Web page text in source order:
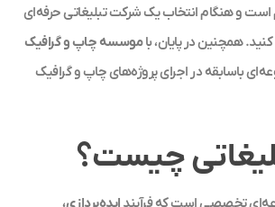
است و هنگام انتخاب یک شرکت تبلیغاتی حرفه‌ای
همچنین در پایان، باموسسه چاپ و گرافیک
باسابقه در اجرای پروژه‌های چاپ و گرافیک
چیست؟
تخصصی است که فرآیند ایده‌پردازی،